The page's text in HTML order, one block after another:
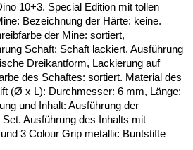
10+3. Special Edition mit tollen
Bezeichnung der Härte: keine.
der Mine: sortiert,
Schaft: Schaft lackiert. Ausführung
Dreikantform, Lackierung auf
des Schaftes: sortiert. Material des
(Ø x L): Durchmesser: 6 mm, Länge:
und Inhalt: Ausführung der
Ausführung des Inhalts mit
3 Colour Grip metallic Buntstifte